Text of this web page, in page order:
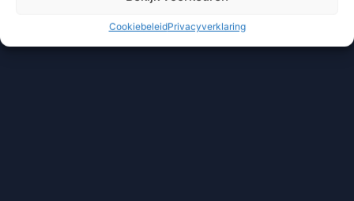
CookiebeleidPrivacyverklaring